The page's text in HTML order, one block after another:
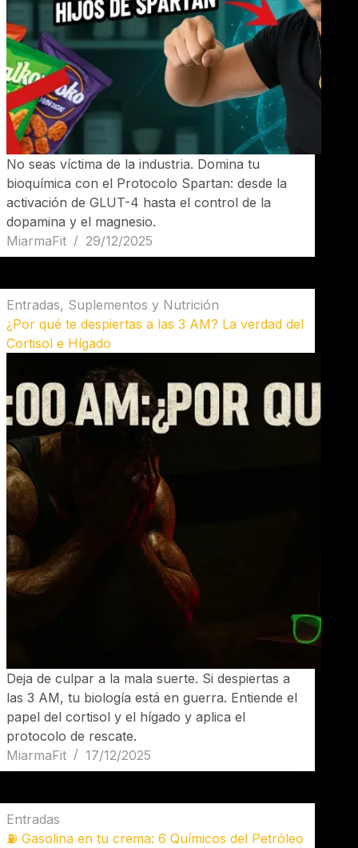
No seas víctima de la industria. Domina tu
bioquímica con el Protocolo Spartan: desde la
activación de GLUT-4 hasta el control de la
dopamina y el magnesio.
MiarmaFit
29/12/2025
Entradas, Suplementos y Nutrición
¿Por qué te despiertas a las 3 AM? La verdad del
Cortisol e Hígado
Deja de culpar a la mala suerte. Si despiertas a
las 3 AM, tu biología está en guerra. Entiende el
papel del cortisol y el hígado y aplica el
protocolo de rescate.
MiarmaFit
17/12/2025
Entradas
⛽ Gasolina en tu crema: 6 Químicos del Petróleo